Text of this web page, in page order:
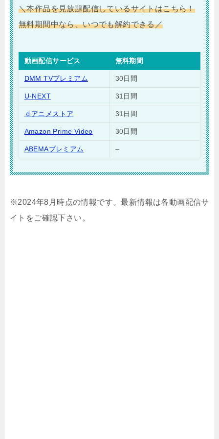
＼本作品を見放題配信しているサイトはこちら！
無料期間中なら、いつでも解約できる／
動画配信サービス 無料期間
DMM TVプレミアム 30日間
U-NEXT 31日間
ｄアニメストア 31日間
Amazon Prime Video 30日間
ABEMAプレミアム –
※2024年8月時点の情報です。最新情報は各動画配信サ
イトをご確認下さい。